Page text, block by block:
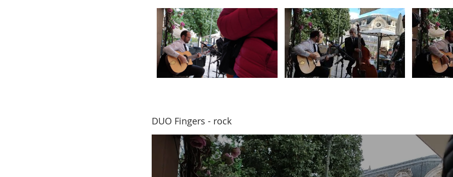
DUO Fingers - rock